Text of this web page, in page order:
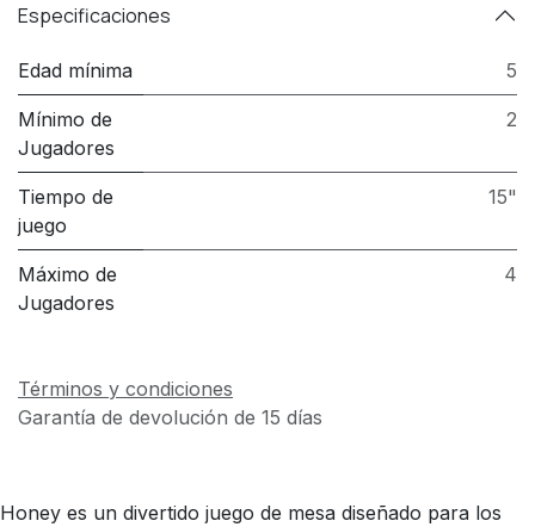
Especificaciones
Edad mínima 5
Mínimo de
Jugadores
2
Tiempo de
juego
15"
Máximo de
Jugadores
4
Términos y condiciones
Garantía de devolución de 15 días
Honey es un divertido juego de mesa diseñado para los